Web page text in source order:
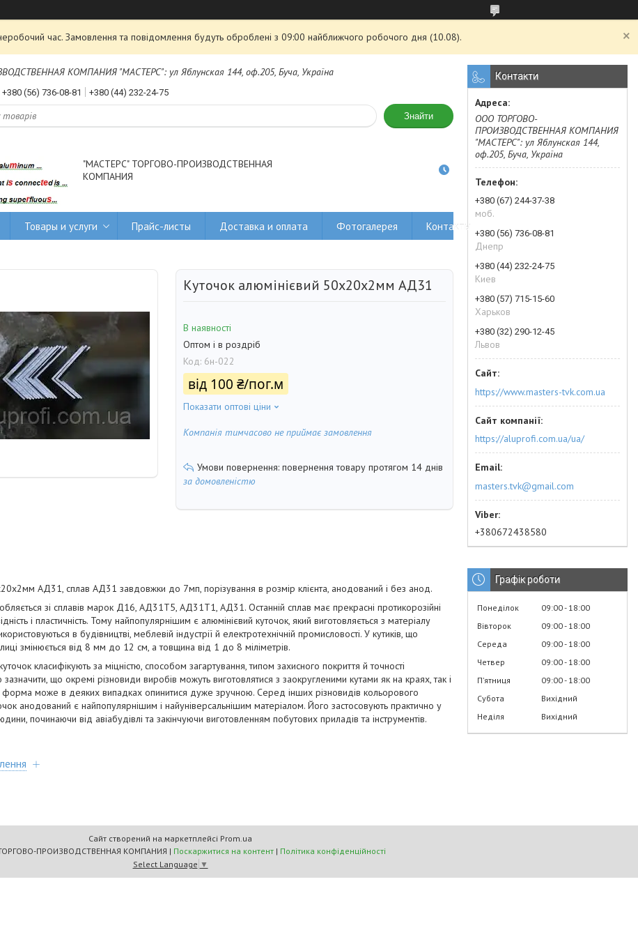
час. Замовлення та повідомлення будуть оброблені з 09:00 найближчого робочого дня (10.08).
КОМПАНИЯ "МАСТЕРС": ул Яблунская 144, оф.205, Буча, Україна
+380 (56) 736-08-81 +380 (44) 232-24-75
Знайти
"МАСТЕРС" ТОРГОВО-ПРОИЗВОДСТВЕННАЯ
КОМПАНИЯ
Товары и услуги Прайс-листы Доставка и оплата Фотогалерея Контакты
Куточок алюмінієвий 50х20х2мм АД31
В наявності
Оптом і в роздріб
Код: 6н-022
від 100 ₴/пог.м
Показати оптові ціни
Компанія тимчасово не приймає замовлення
повернення товару протягом 14 днів
за домовленістю
АД31, сплав АД31 завдовжки до 7мп, порізування в розмір клієнта, анодований і без анод.
зі сплавів марок Д16, АД31Т5, АД31Т1, АД31. Останній сплав має прекрасні протикорозійні
і пластичність. Тому найпопулярнішим є алюмінієвий куточок, який виготовляється з матеріалу
в будівництві, меблевій індустрії й електротехнічній промисловості. У кутиків, що
змінюється від 8 мм до 12 см, а товщина від 1 до 8 міліметрів.
класифікують за міцністю, способом загартування, типом захисного покриття й точності
що окремі різновиди виробів можуть виготовлятися з заокругленими кутами як на краях, так і
форма може в деяких випадках опинитися дуже зручною. Серед інших різновидів кольорового
анодований є найпопулярнішим і найуніверсальнішим матеріалом. Його застосовують практично у
починаючи від авіабудівлі та закінчуючи виготовленням побутових приладів та інструментів.
Контакти
ООО ТОРГОВО-
ПРОИЗВОДСТВЕННАЯ КОМПАНИЯ
"МАСТЕРС": ул Яблунская 144,
оф.205, Буча, Україна
+380 (67) 244-37-38
моб.
+380 (56) 736-08-81
Днепр
+380 (44) 232-24-75
Киев
+380 (57) 715-15-60
Харьков
+380 (32) 290-12-45
Львов
https://www.masters-tvk.com.ua
https://aluprofi.com.ua/ua/
masters.tvk@gmail.com
+380672438580
Графік роботи
Понеділок 09:00 18:00
Вівторок
09:00 18:00
Середа
09:00 18:00
Четвер
09:00 18:00
Пʼятниця
09:00 18:00
Субота
Вихідний
Неділя
Вихідний
Сайт створений на маркетплейсі Prom.ua
"МАСТЕРС" ТОРГОВО-ПРОИЗВОДСТВЕННАЯ КОМПАНИЯ | Поскаржитися на контент | Політика конфіденційності
Select Language ▼